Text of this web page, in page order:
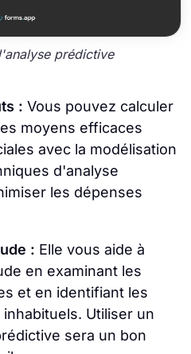
prédictive
: Vous pouvez calculer
moyens efficaces
avec la modélisation
d'analyse
les dépenses
: Elle vous aide à
en examinant les
et en identifiant les
Utiliser un
sera un bon